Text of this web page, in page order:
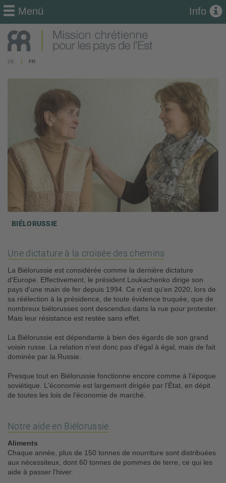
DE | FR
BIÉLORUSSIE
Une dictature à la croisée des chemins
La Biélorussie est considérée comme la dernière dictature
d'Europe. Effectivement, le président Loukachenko dirige son
pays d'une main de fer depuis 1994. Ce n'est qu'en 2020, lors de
sa réélection à la présidence, de toute évidence truquée, que de
nombreux biélorusses sont descendus dans la rue pour protester.
Mais leur résistance est restée sans effet.
La Biélorussie est dépendante à bien des égards de son grand
voisin russe. La relation n'est donc pas d'égal à égal, mais de fait
dominée par la Russie.
Presque tout en Biélorussie fonctionne encore comme à l'époque
soviétique. L'économie est largement dirigée par l'État, en dépit
de toutes les lois de l'économie de marché.
Notre aide en Biélorussie
Aliments
Chaque année, plus de 150 tonnes de nourriture sont distribuées
aux nécessiteux, dont 60 tonnes de pommes de terre, ce qui les
aide à passer l'hiver.
Menü Info